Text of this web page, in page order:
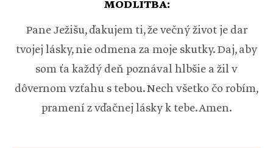
MODLITBA:
Pane Ježišu, ďakujem ti, že večný život je dar
tvojej lásky, nie odmena za moje skutky. Daj, aby
som ťa každý deň poznával hlbšie a žil v
dôvernom vzťahu s tebou. Nech všetko čo robím,
pramení z vďačnej lásky k tebe. Amen.